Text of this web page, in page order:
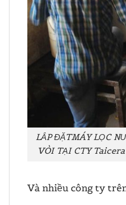
LẮP ĐẶTMÁY LỌC
VÒI TẠI CTY
Và nhiều công ty